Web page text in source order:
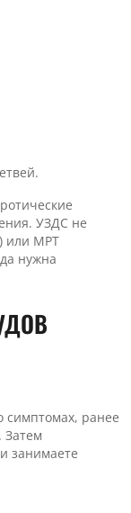
УЗДС не
или МРТ
нужна
симптомах, ранее
Затем
занимаете